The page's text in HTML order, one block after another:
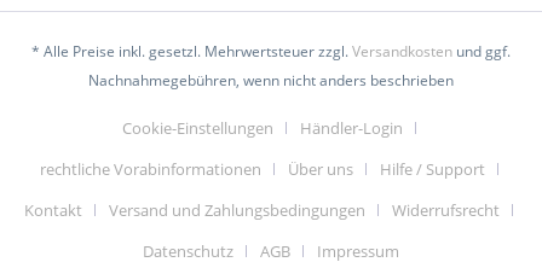
* Alle Preise inkl. gesetzl. Mehrwertsteuer zzgl.Versandkosten und ggf.
Nachnahmegebühren, wenn nicht anders beschrieben
Cookie-Einstellungen
Händler-Login
rechtliche Vorabinformationen
Über uns
Hilfe / Support
Kontakt
Versand und Zahlungsbedingungen
Widerrufsrecht
Datenschutz
AGB Impressum